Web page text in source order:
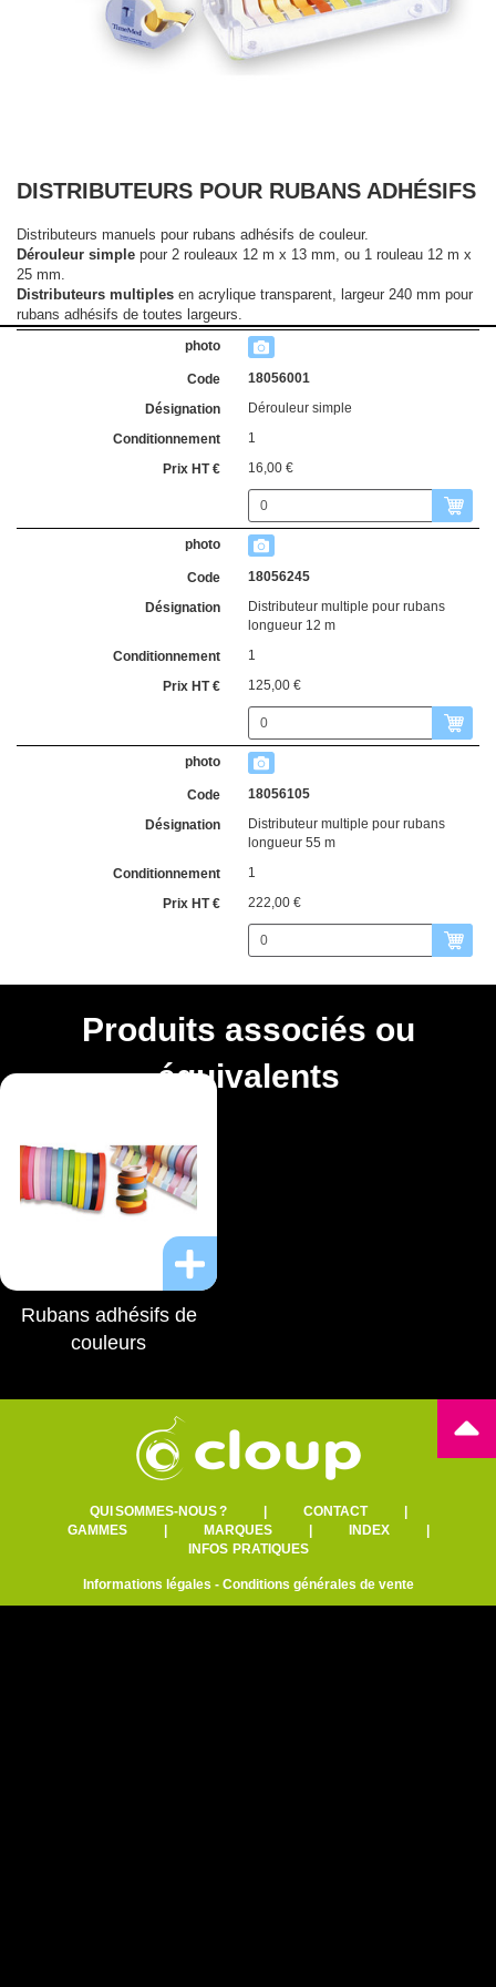
DISTRIBUTEURS POUR RUBANS ADHÉSIFS
Distributeurs manuels pour rubans adhésifs de couleur.
Dérouleur simple pour 2 rouleaux 12 m x 13 mm, ou 1 rouleau 12 m x
25 mm.
Distributeurs multiples en acrylique transparent, largeur 240 mm pour
rubans adhésifs de toutes largeurs.
18056001
Dérouleur simple
1
16,00 €
18056245
Distributeur multiple pour rubans
longueur 12 m
1
125,00 €
18056105
Distributeur multiple pour rubans
longueur 55 m
1
222,00 €
Produits associés ou
équivalents
Rubans adhésifs de
couleurs
QUI SOMMES-NOUS ?| CONTACT|
GAMMES| MARQUES| INDEX|
INFOS PRATIQUES
Informations légales - Conditions générales de vente